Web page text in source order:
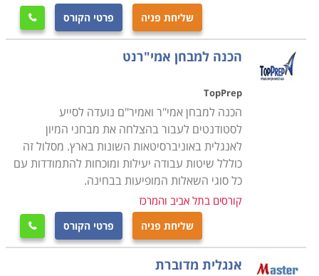
שליחת פניה פרטי הקורס 
הכנה למבחן אמי"רנט
TopPrep
הכנה למבחן אמי"ר ואמיר"ם נועדה לסייע
לסטודנטים לעבור בהצלחה את מבחני המיון
לאנגלית באוניברסיטאות השונות בארץ. מסלול זה
כוללל שיטות עבודה יעילות ומוכחות להתמודדות עם
כל סוגי השאלות המופיעות בבחינה.
קורסים בתל אביב והמרכז
שליחת פניה פרטי הקורס 
אנגלית מדוברת